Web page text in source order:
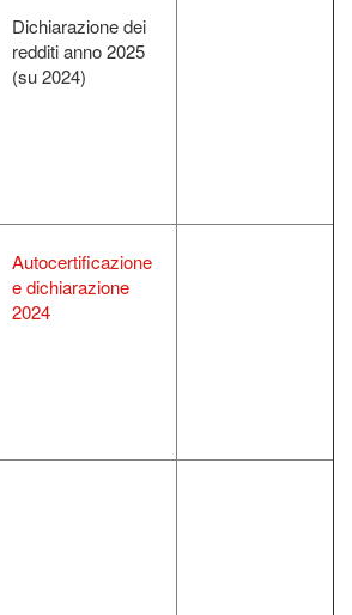
Dichiarazione dei
redditi anno 2025
(su 2024)
Autocertificazione
e dichiarazione
2024